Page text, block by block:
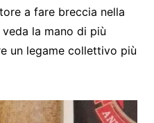
a fare breccia nella
la mano di più
un legame collettivo più